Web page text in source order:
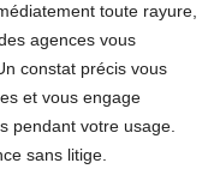
toute rayure,
agences vous
constat précis vous
et vous engage
pendant votre usage.
sans litige.